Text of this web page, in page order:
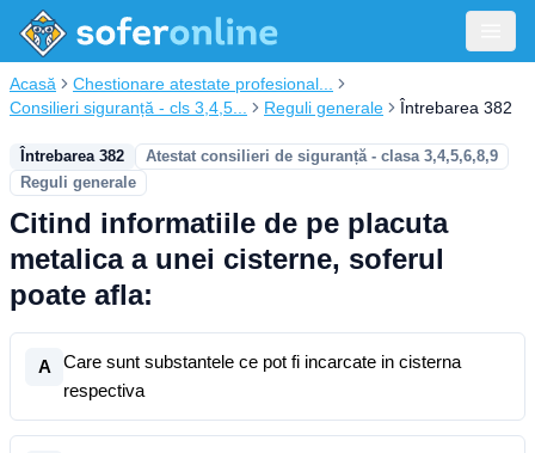
Acasă
Chestionare atestate profesional...
Consilieri siguranță - cls 3,4,5...
Reguli generale Întrebarea 382
Întrebarea 382
Atestat consilieri de siguranță - clasa 3,4,5,6,8,9
Reguli generale
Citind informatiile de pe placuta
metalica a unei cisterne, soferul
poate afla:
A
Care sunt substantele ce pot fi incarcate in cisterna
respectiva